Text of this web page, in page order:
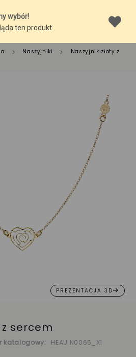
Naszyjniki
Naszyjnik złoty z
PREZENTACJA 3D
z sercem
katalogowy HEAU N0065_X1